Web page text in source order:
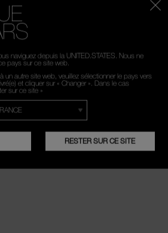
naviguez depuis la UNITED.STATES. Nous ne
pays sur ce site web.
un autre site web, veuillez sélectionner le pays vers
et cliquer sur « Changer ». Dans le cas
sur ce site »
RESTER SUR CE SITE